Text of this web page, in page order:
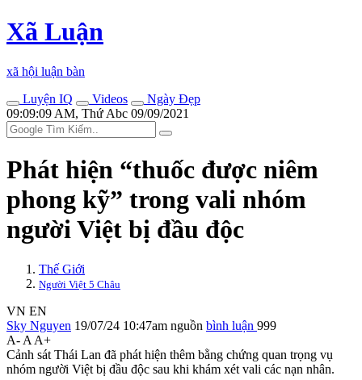
Xã Luận
xã hội luận bàn
Luyện IQ
Videos
Ngày Đẹp
09:09:09 AM, Thứ Abc 09/09/2021
Phát hiện “thuốc được niêm
phong kỹ” trong vali nhóm
người Việt bị đầ‌u độ‌c
Thế Giới
Người Việt 5 Châu
VN EN
Sky Nguyen 19/07/24 10:47am nguồn bình luận 999
A- A A+
Cảnh sát Thái Lan đã phát hiện thêm bằng chứng quan trọng vụ
nhóm người Việt bị đầ‌u độ‌c sau khi khám xét vali các nạn nhân.